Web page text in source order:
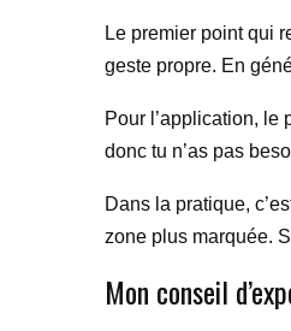
Le premier point qui
geste propre. En
Pour l’application, le
donc tu n’as pas
Dans la pratique,
zone plus marquée.
Mon conseil